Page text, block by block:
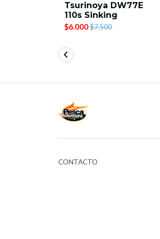
Tsurinoya DW77E
110s Sinking
$6.000$7.500
CONTACTO